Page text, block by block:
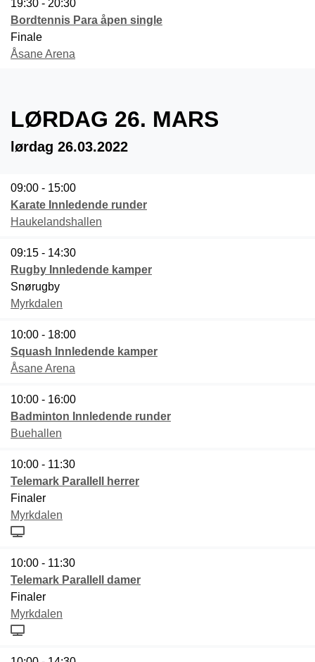
19:30 - 20:30
Bordtennis Para åpen single
Finale
Åsane Arena
LØRDAG 26. MARS
lørdag 26.03.2022
09:00 - 15:00
Karate Innledende runder
Haukelandshallen
09:15 - 14:30
Rugby Innledende kamper
Snørugby
Myrkdalen
10:00 - 18:00
Squash Innledende kamper
Åsane Arena
10:00 - 16:00
Badminton Innledende runder
Buehallen
10:00 - 11:30
Telemark Parallell herrer
Finaler
Myrkdalen
10:00 - 11:30
Telemark Parallell damer
Finaler
Myrkdalen